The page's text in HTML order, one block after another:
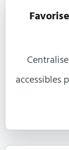
accessibles